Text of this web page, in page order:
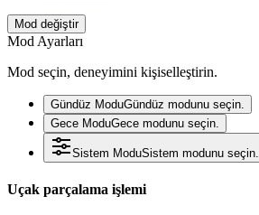
Mod değiştir
Mod Ayarları
Mod seçin, deneyimini kişiselleştirin.
Gündüz ModuGündüz modunu seçin.
Gece ModuGece modunu seçin.
Sistem ModuSistem modunu seçin.
Uçak parçalama işlemi